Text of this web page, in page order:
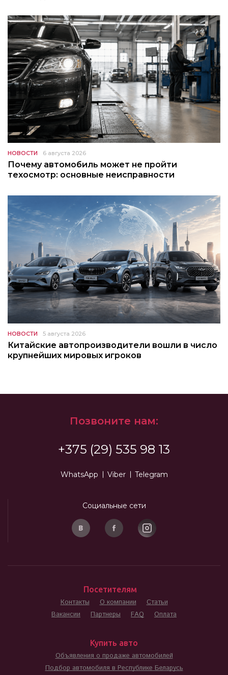
НОВОСТИ 6 августа 2026
Почему автомобиль может не пройти
техосмотр: основные неисправности
НОВОСТИ 5 августа 2026
Китайские автопроизводители вошли в число
крупнейших мировых игроков
Позвоните нам:
+375 (29) 535 98 13
WhatsApp Viber Telegram
Социальные сети
Посетителям
Контакты О компании
Статьи
Вакансии
Партнеры FAQ Оплата
Купить авто
Объявления о продаже автомобилей
Подбор автомобиля в Республике Беларусь